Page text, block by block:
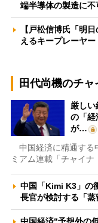
端半導体の製造に
【戸松信博氏「明
えるキープレーヤ
田代尚機のチ
厳しい
の「
が…
中国経済に精通する
ミアム連載「チャイ
中国「Kimi K3」の
長官が検討する「